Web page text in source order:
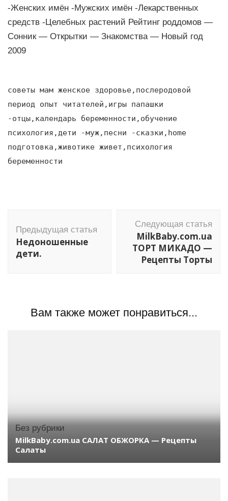
-Женских имён -Мужских имён -Лекарственных
средств -Целебных растений Рейтинг роддомов —
Сонник — Открытки — Знакомства — Новый год
2009
советы мам женское здоровье,послеродовой
период опыт читателей,игры папашки
-отцы,календарь беременности,обучение
психология,дети -муж,песни -сказки,home
подготовка,животике живет,психология
беременности
по
записям
Предыдущая статья
Недоношенные
дети.
Следующая статья
MilkBaby.com.ua
ТОРТ МИКАДО —
Рецепты Торты
Вам также может понравиться...
Без рубрики
MilkBaby.com.ua САЛАТ ОБЖОРКА — Рецепты
Салаты